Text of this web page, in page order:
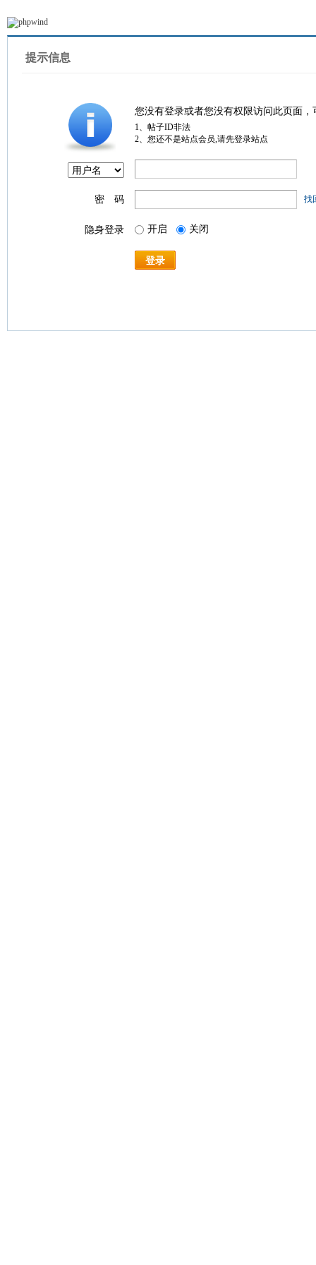
提示信息
您没有登录或者您没有权限访问此页面
1、帖子ID非法
2、您还不是站点会员,请先登录站点
密 码 找
隐身登录 开启 关闭
登录